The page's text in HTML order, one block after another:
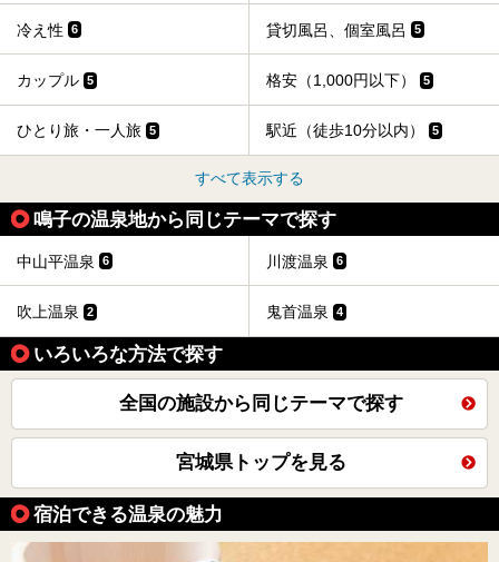
冷え性 6 貸切風呂、個室風呂 5
カップル 5 格安（1,000円以下） 5
ひとり旅・一人旅 5 駅近（徒歩10分以内） 5
すべて表示する
鳴子の温泉地から同じテーマで探す
中山平温泉 6 川渡温泉 6
吹上温泉 2 鬼首温泉 4
いろいろな方法で探す
全国の施設から同じテーマで探す
宮城県トップを見る
宿泊できる温泉の魅力